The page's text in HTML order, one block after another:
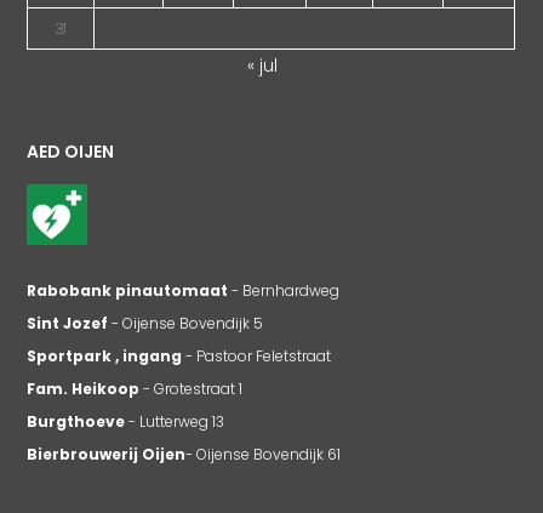
31
« jul
AED OIJEN
Rabobank pinautomaat - Bernhardweg
Sint Jozef - Oijense Bovendijk 5
Sportpark , ingang - Pastoor Feletstraat
Fam. Heikoop - Grotestraat 1
Burgthoeve- Lutterweg 13
Bierbrouwerij Oijen- Oijense Bovendijk 61